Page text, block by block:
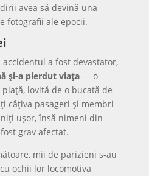
avea să devină una
fotografii ale epocii.
a fost devastator,
și-a pierdut viața— o
lovită de o bucată de
câțiva pasageri și membri
ușor, însă nimeni din
grav afectat.
mii de parizieni s-au
ochii lor locomotiva